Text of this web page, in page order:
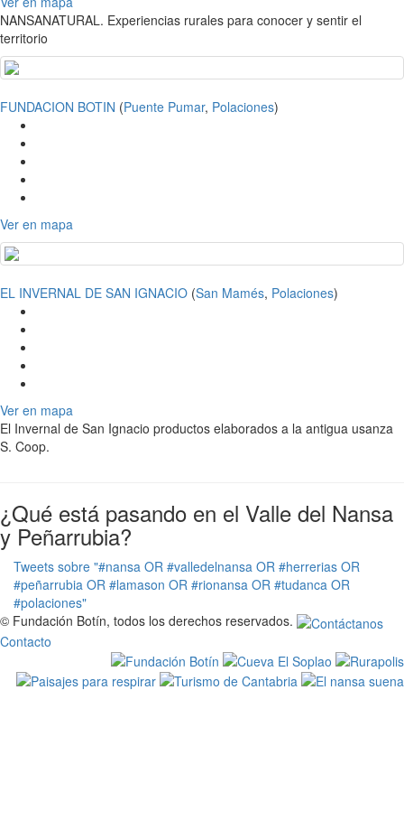
NANSANATURAL. Experiencias rurales para conocer y sentir el
territorio
FUNDACION BOTIN (Puente Pumar, Polaciones)
Ver en mapa
EL INVERNAL DE SAN IGNACIO (San Mamés, Polaciones)
Ver en mapa
El Invernal de San Ignacio productos elaborados a la antigua usanza
S. Coop.
¿Qué está pasando en el Valle del Nansa
y Peñarrubia?
Tweets sobre "#nansa OR #valledelnansa OR #herrerias OR
#peñarrubia OR #lamason OR #rionansa OR #tudanca OR
#polaciones"
© Fundación Botín, todos los derechos reservados.
Contacto